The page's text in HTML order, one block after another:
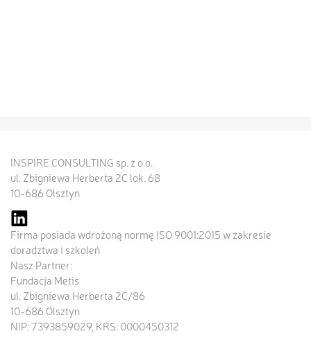
INSPIRE CONSULTING sp. z o.o.
ul. Zbigniewa Herberta 2C lok. 68
10-686 Olsztyn
Firma posiada wdrożoną normę ISO 9001:2015 w zakresie
doradztwa i szkoleń
Nasz Partner:
Fundacja Metis
ul. Zbigniewa Herberta 2C/86
10-686 Olsztyn
NIP: 7393859029, KRS: 0000450312